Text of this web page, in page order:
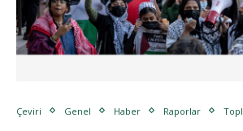
Çeviri Genel Haber Raporlar